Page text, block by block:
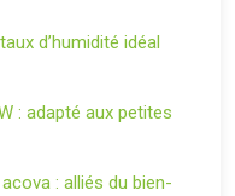
d’humidité idéal
: adapté aux petites
: alliés du bien-